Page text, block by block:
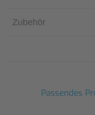
Zubehör
Passendes